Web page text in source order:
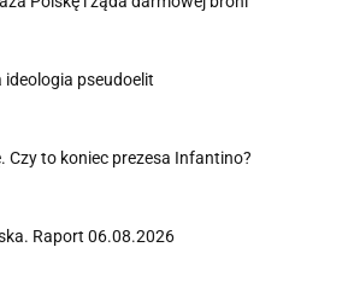
pseudoelit
Czy to koniec prezesa Infantino?
Raport 06.08.2026